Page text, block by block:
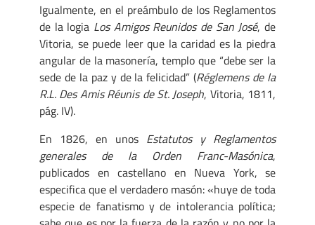
Igualmente, en el preámbulo de los Reglamentos
de la logia Los Amigos Reunidos de San José, de
Vitoria, se puede leer que la caridad es la piedra
angular de la masonería, templo que “debe ser la
sede de la paz y de la felicidad” (Réglemens de la
R.L. Des Amis Réunis de St. Joseph, Vitoria, 1811,
pág. IV).
En 1826, en unos Estatutos y Reglamentos
generales de la Orden Franc-Masónica,
publicados en castellano en Nueva York, se
especifica que el verdadero masón: «huye de toda
especie de fanatismo y de intolerancia política;